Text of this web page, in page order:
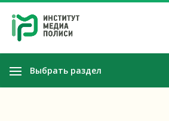
Выбрать раздел